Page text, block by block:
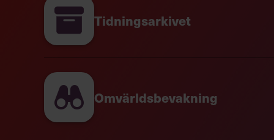
Nobelpristagaren Daniel Kahneman är en av
vetenskapligt verktyg för att mäta hur dessa
hittade när de undersökte stora grupper var
eftermiddagen och sedan återigen dra iväg
Vad kan detta få för praktiska konsekvenser?
forskargrupp som tittade på tusentals
Tidningsarkivet
Omvärldsbevakning